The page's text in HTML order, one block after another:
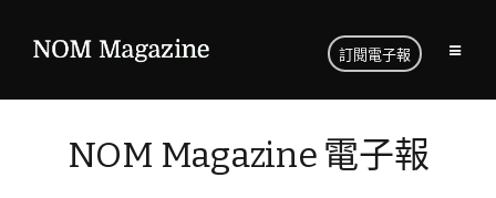
訂閱電子報
NOM Magazine 電子報